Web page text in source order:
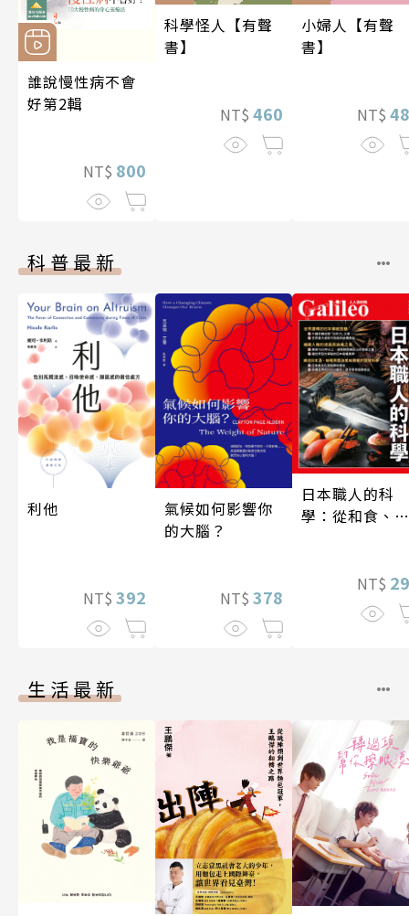
誰說慢性病不會
好第2輯
NT$ 800
科學怪人【有聲
書】
NT$ 460
小婦人【有聲
書】
NT$
科普最新
利他
NT$ 392
氣候如何影響你
的大腦？
NT$ 378
日本職人的科
學：從和食、清
技藝的祕密 人
伽利略45
NT$
生活最新